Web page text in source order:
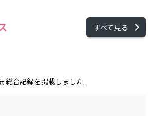
すべて見る
総合記録を掲載しました